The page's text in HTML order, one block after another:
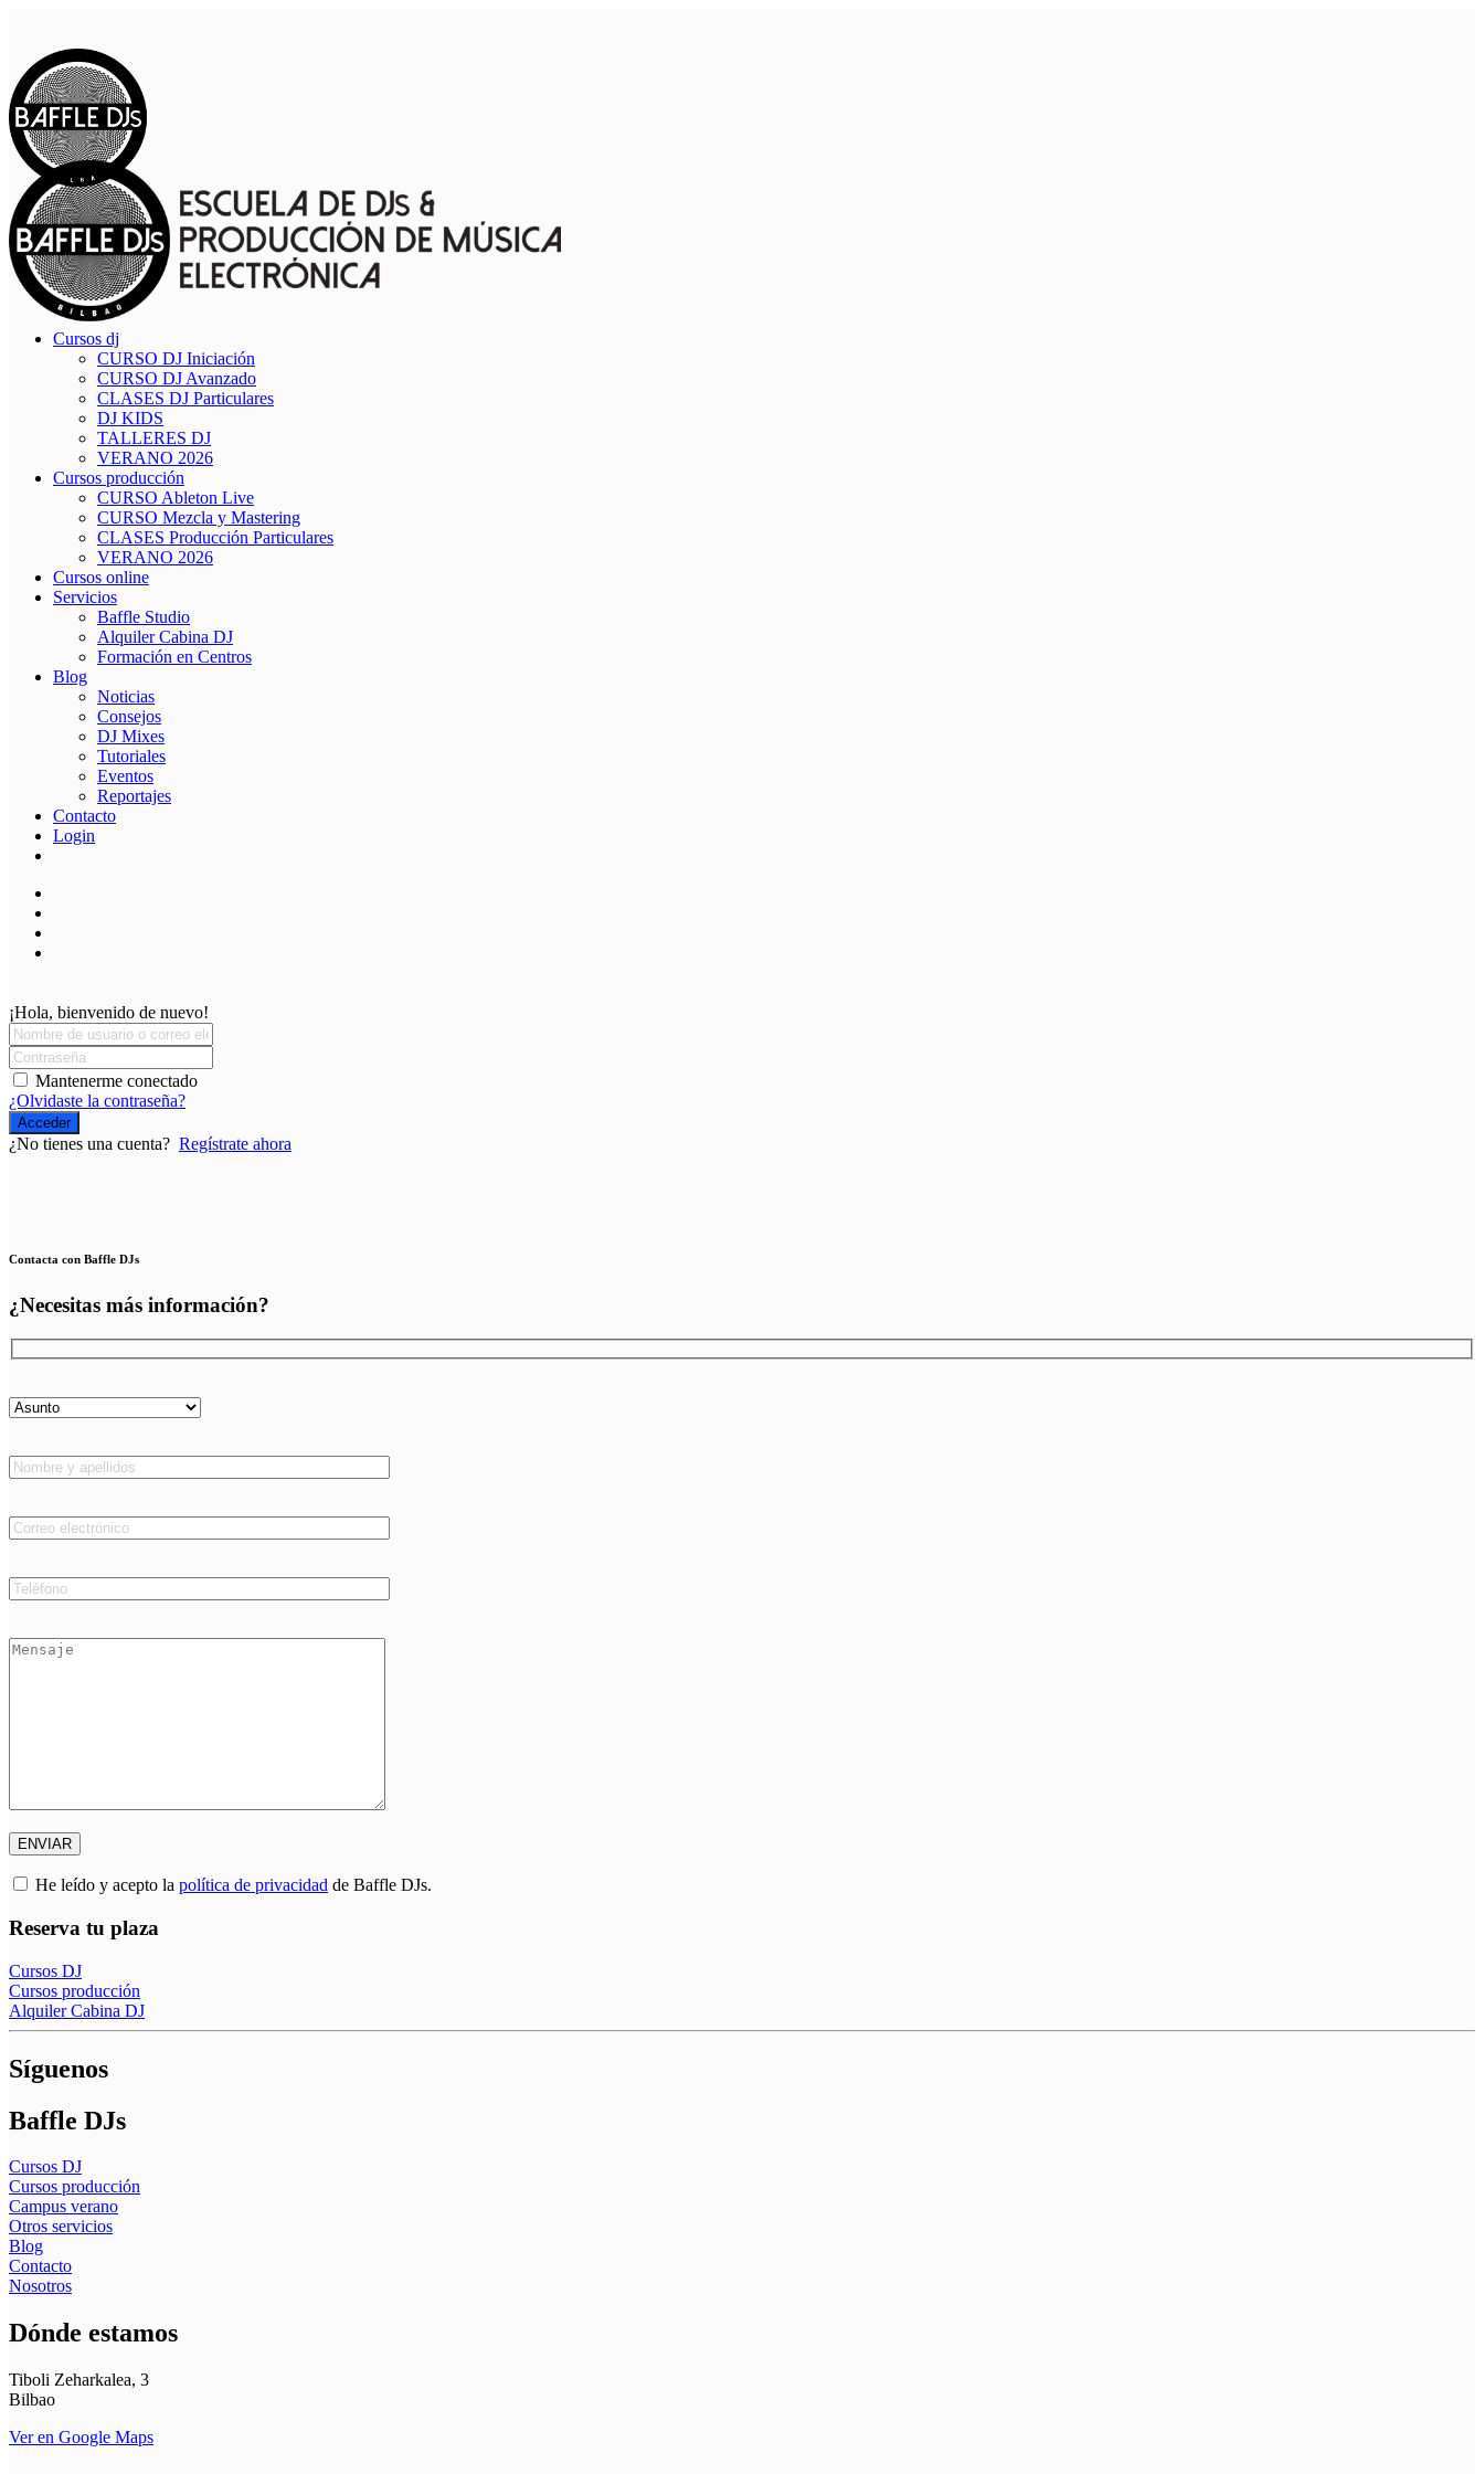
Cursos dj
CURSO DJ Iniciación
CURSO DJ Avanzado
CLASES DJ Particulares
DJ KIDS
TALLERES DJ
VERANO 2026
Cursos producción
CURSO Ableton Live
CURSO Mezcla y Mastering
CLASES Producción Particulares
VERANO 2026
Cursos online
Servicios
Baffle Studio
Alquiler Cabina DJ
Formación en Centros
Blog
Noticias
Consejos
DJ Mixes
Tutoriales
Eventos
Reportajes
Contacto
Login
¡Hola, bienvenido de nuevo!
Mantenerme conectado
¿Olvidaste la contraseña?
Acceder
¿No tienes una cuenta? Regístrate ahora
Contacta con Baffle DJs
¿Necesitas más información?
He leído y acepto la política de privacidad de Baffle DJs.
Reserva tu plaza
Cursos DJ
Cursos producción
Alquiler Cabina DJ
Síguenos
Baffle DJs
Cursos DJ
Cursos producción
Campus verano
Otros servicios
Blog
Contacto
Nosotros
Dónde estamos
Tiboli Zeharkalea, 3
Bilbao
Ver en Google Maps